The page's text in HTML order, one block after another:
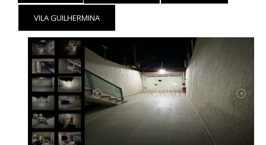
VILA GUILHERMINA